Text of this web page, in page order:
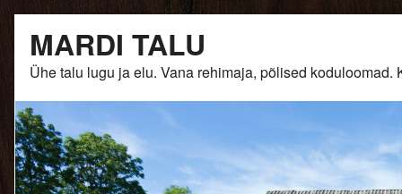
content
MARDI TALU
Ühe talu lugu ja elu. Vana rehimaja, põlised